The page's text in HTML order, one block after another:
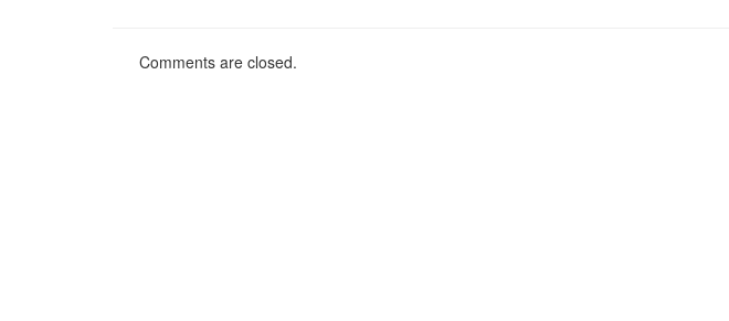
Comments are closed.